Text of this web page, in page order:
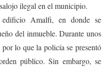
ilegal en el municipio.
Amalfi, en donde se
del inmueble. Durante unos
lo que la policía se presentó
público. Sin embargo, se